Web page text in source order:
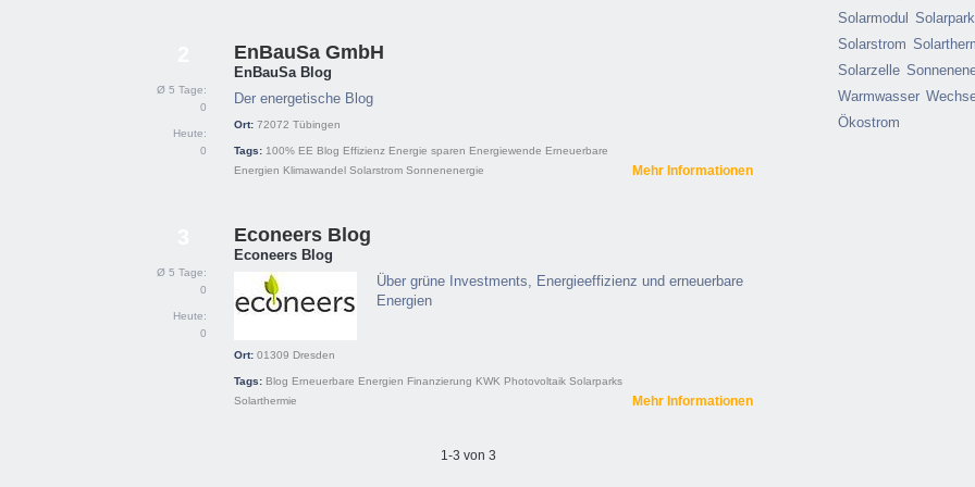
Ø 5 Tage:
0
Heute:
0
EnBauSa GmbH
EnBauSa Blog
Der energetische Blog
Ort: 72072 Tübingen
Tags: 100% EE Blog Effizienz Energie sparen Energiewende Erneuerbare
Energien Klimawandel Solarstrom Sonnenenergie Mehr Informationen
Ø 5 Tage:
0
Heute:
0
Econeers Blog
Econeers Blog
Über grüne Investments, Energieeffizienz und erneuerbare
Energien
Ort: 01309 Dresden
Tags: Blog Erneuerbare Energien Finanzierung KWK Photovoltaik Solarparks
Solarthermie
Mehr Informationen
1-3 von 3
Solarmodul
Solarstrom
Solarzelle
Warmwasser
Ökostrom